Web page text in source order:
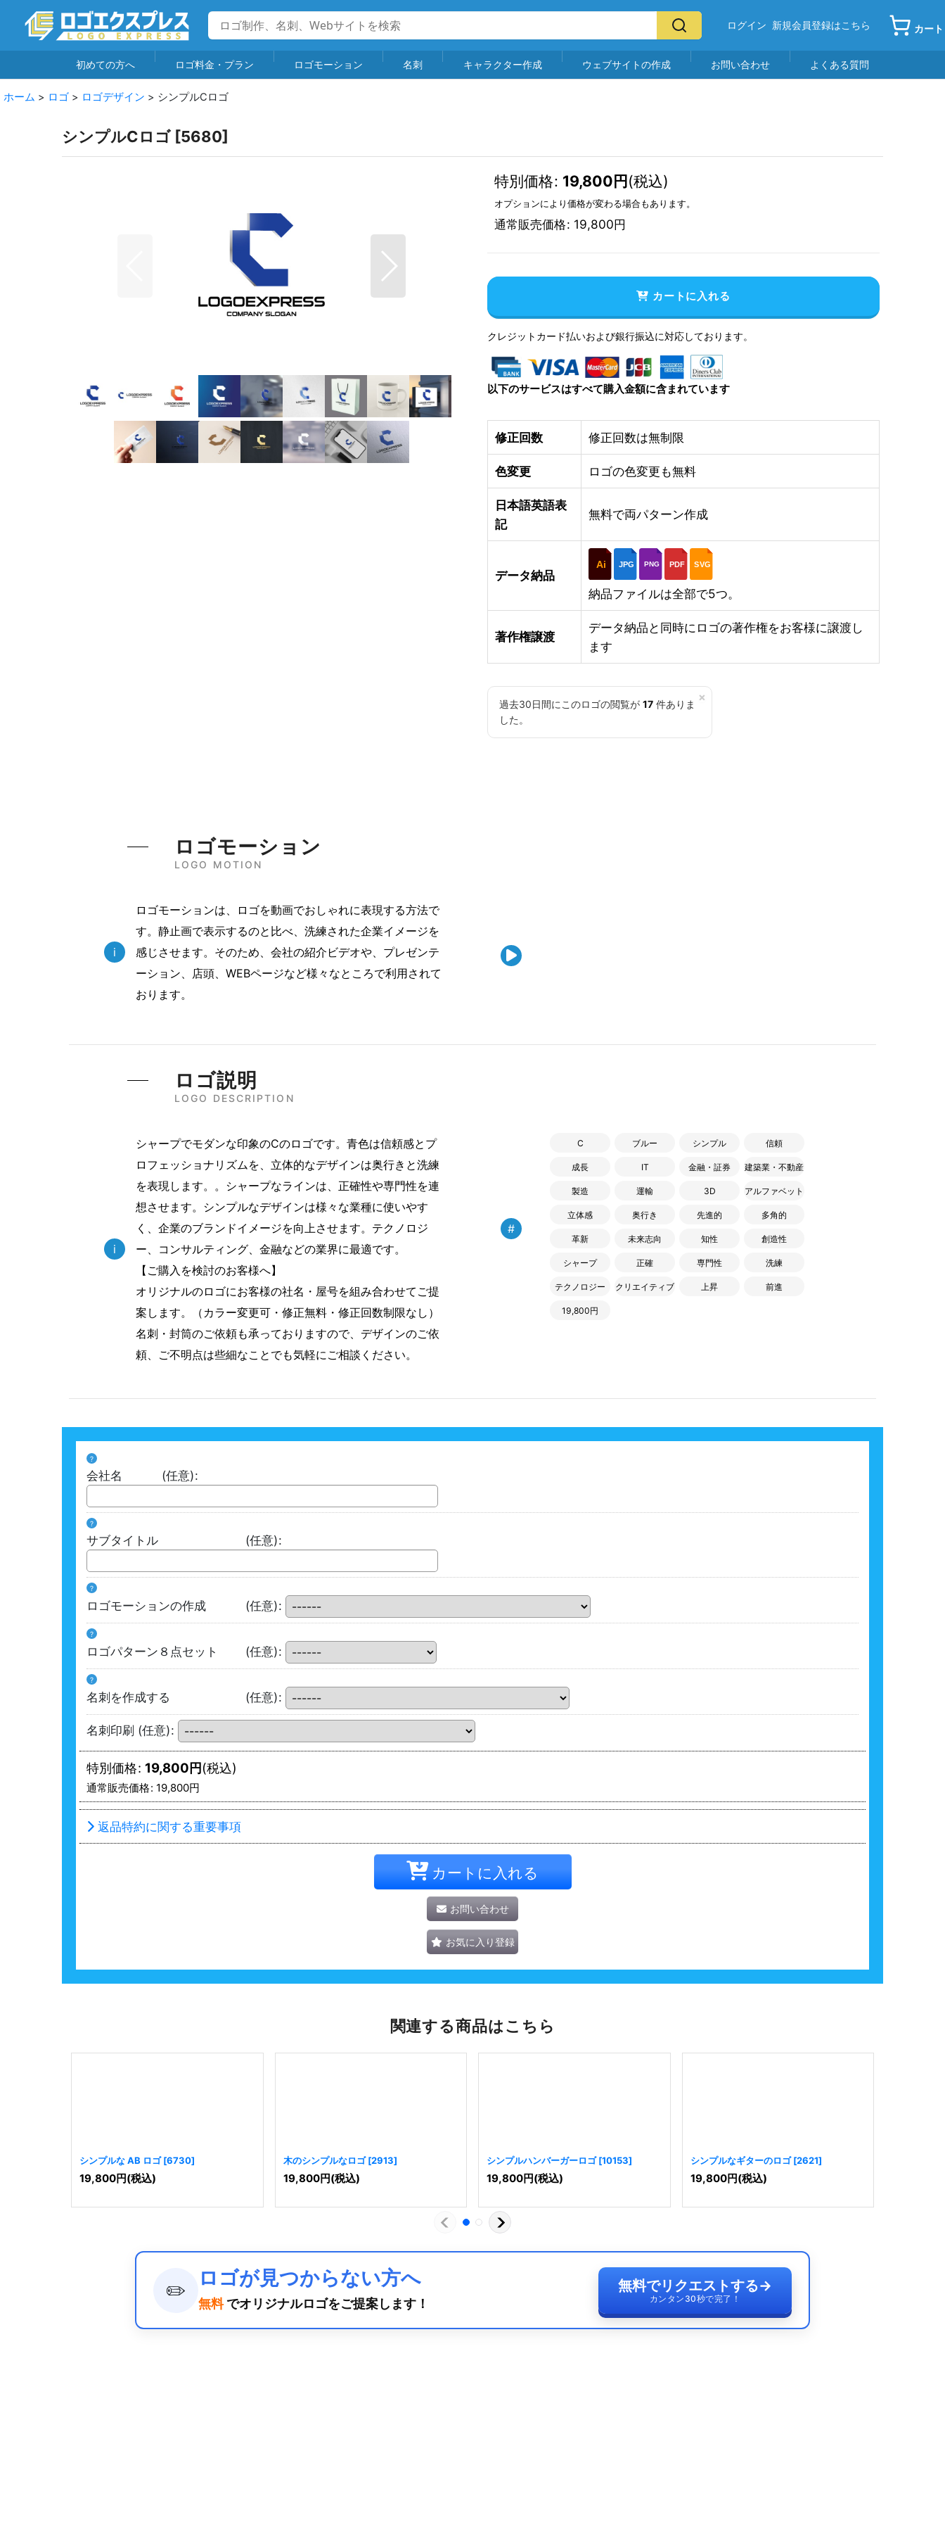
ログイン 新規会員登録はこちら カート
初めての方へ ロゴ料金・プラン ロゴモーション 名刺 キャラクター作成 ウェブサイトの作成 お問い合わせ よくある質問
ホーム > ロゴ > ロゴデザイン > シンプルCロゴ
シンプルCロゴ [5680]
特別価格: 19,800円(税込)
オプションにより価格が変わる場合もあります。
通常販売価格: 19,800円
カートに入れる
クレジットカード払いおよび銀行振込に対応しております。
以下のサービスはすべて購入金額に含まれています
修正回数 修正回数は無制限
色変更 ロゴの色変更も無料
日本語英語表
記
無料で両パターン作成
データ納品
Ai JPG PNG PDF SVG
納品ファイルは全部で5つ。
著作権譲渡
データ納品と同時にロゴの著作権をお客様に譲渡し
ます
×
過去30日間にこのロゴの閲覧が 17 件ありま
した。
LOGO MOTION
ロゴモーション
i
ロゴモーションは、ロゴを動画でおしゃれに表現する方法で
す。静止画で表示するのと比べ、洗練された企業イメージを
感じさせます。そのため、会社の紹介ビデオや、プレゼンテ
ーション、店頭、WEBページなど様々なところで利用されて
おります。

LOGO DESCRIPTION
ロゴ説明
i
シャープでモダンな印象のCのロゴです。青色は信頼感とプ
ロフェッショナリズムを、立体的なデザインは奥行きと洗練
を表現します。。シャープなラインは、正確性や専門性を連
想させます。シンプルなデザインは様々な業種に使いやす
く、企業のブランドイメージを向上させます。テクノロジ
ー、コンサルティング、金融などの業界に最適です。
【ご購入を検討のお客様へ】
オリジナルのロゴにお客様の社名・屋号を組み合わせてご提
案します。（カラー変更可・修正無料・修正回数制限なし）
名刺・封筒のご依頼も承っておりますので、デザインのご依
頼、ご不明点は些細なことでも気軽にご相談ください。
#
C ブルー シンプル 信頼
成長 IT 金融・証券 建築業・不動産
製造 運輸 3D アルファベット
立体感 奥行き 先進的 多角的
革新 未来志向 知性 創造性
シャープ 正確 専門性 洗練
テクノロジー クリエイティブ 上昇 前進
19,800円
?
会社名 (任意):
?
サブタイトル (任意):
?
ロゴモーションの作成 (任意):
?
ロゴパターン８点セット (任意):
?
名刺を作成する (任意):
名刺印刷 (任意):
特別価格: 19,800円(税込)
通常販売価格: 19,800円
返品特約に関する重要事項
カートに入れる
お問い合わせ
お気に入り登録
関連する商品はこちら
シンプルな AB ロゴ [6730]
19,800円(税込)
木のシンプルなロゴ [2913]
19,800円(税込)
シンプルハンバーガーロゴ [10153]
19,800円(税込)
シンプルなギターのロゴ [2621]
19,800円(税込)
✏️
ロゴが見つからない方へ
無料 でオリジナルロゴをご提案します！
無料でリクエストする→
カンタン30秒で完了！